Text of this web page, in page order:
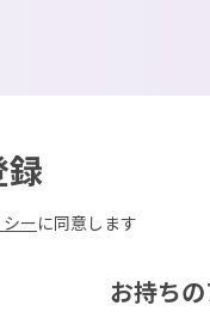
録
ーに同意します
お持ち